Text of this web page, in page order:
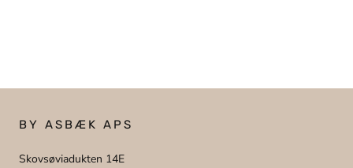
BY ASBÆK APS
Skovsøviadukten 14E